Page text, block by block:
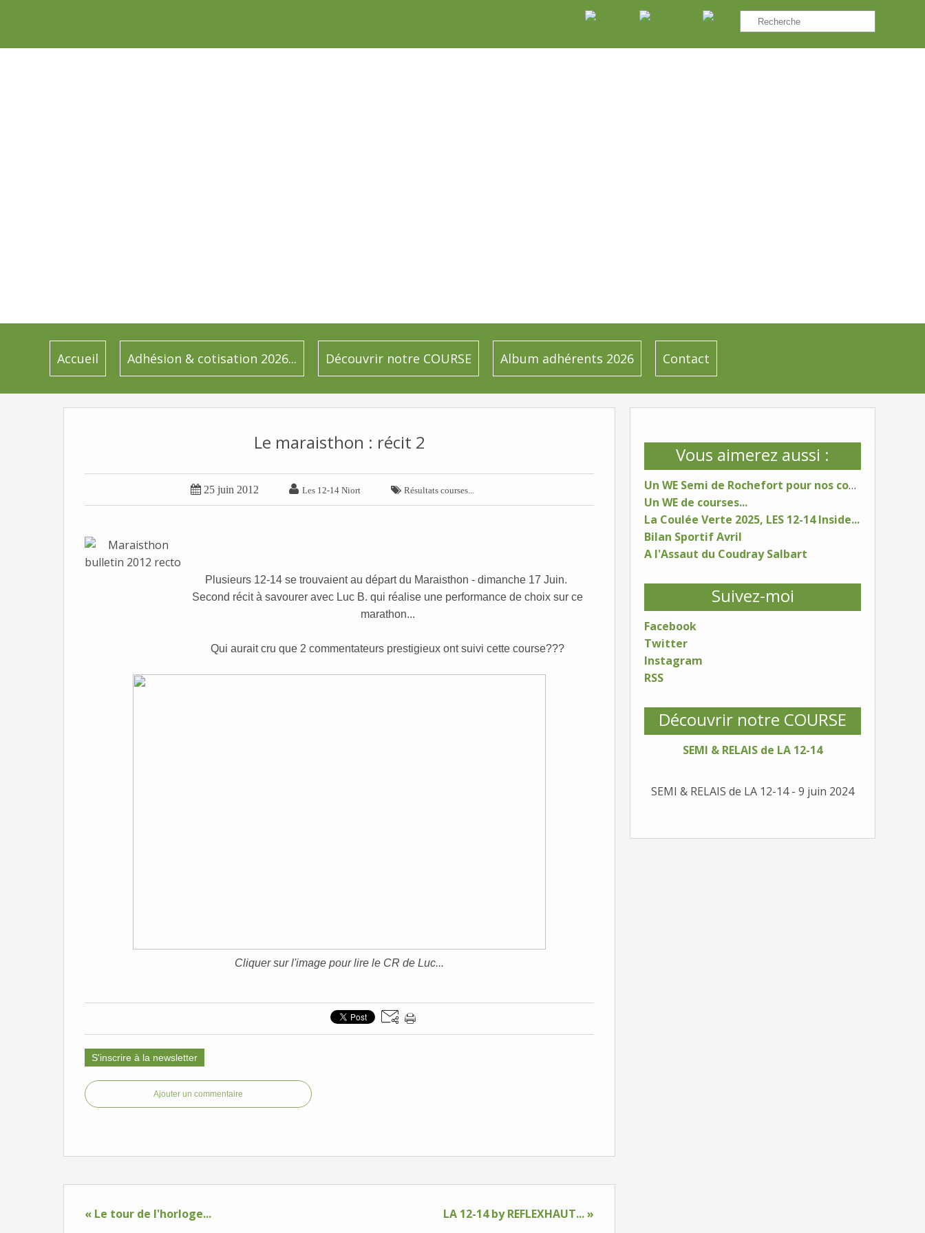
Accueil Adhésion & cotisation 2026... Découvrir notre COURSE Album adhérents 2026 Contact
Vous aimerez aussi :
Un WE Semi de Rochefort pour nos coureurs
Un WE de courses...
La Coulée Verte 2025, LES 12-14 Inside...
Bilan Sportif Avril
A l'Assaut du Coudray Salbart
Suivez-moi
Facebook
Twitter
Instagram
RSS
Découvrir notre COURSE
SEMI & RELAIS de LA 12-14
SEMI & RELAIS de LA 12-14 - 9 juin 2024
Le maraisthon : récit 2
 25 juin 2012  Les 12-14 Niort  Résultats courses...
Plusieurs 12-14 se trouvaient au départ du Maraisthon - dimanche 17 Juin.
Second récit à savourer avec Luc B. qui réalise une performance de choix sur ce
marathon...
Qui aurait cru que 2 commentateurs prestigieux ont suivi cette course???
Cliquer sur l'image pour lire le CR de Luc...
S'inscrire à la newsletter
Ajouter un commentaire
« Le tour de l'horloge... LA 12-14 by REFLEXHAUT... »